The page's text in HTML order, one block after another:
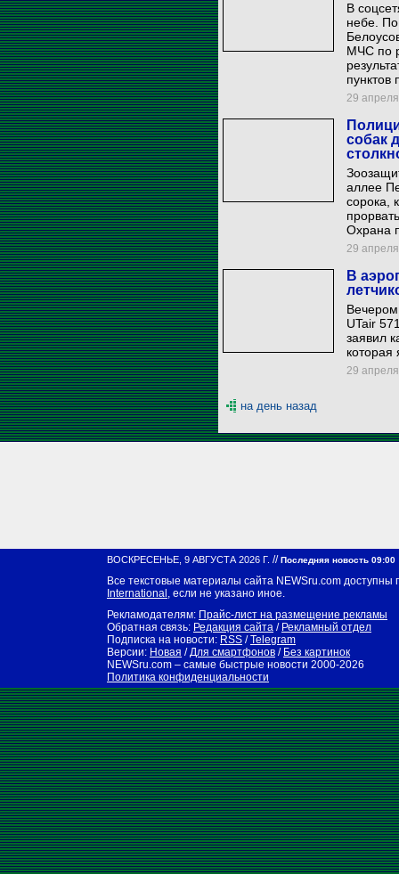
В
небе.
МЧС по
пунктов
29
собак
аллее
сорока,
Охрана
29
В
UTair
заявил
которая
29
на день назад
ВОСКРЕСЕНЬЕ, 9 АВГУСТА 2026 Г. //Последняя новость 09:00
Все текстовые материалы сайта NEWSru.com доступны
International , если не указано иное.
Рекламодателям: Прайс-лист на размещение рекламы
Обратная связь: Редакция сайта / Рекламный отдел
Подписка на новости: RSS /Telegram
Версии: Новая /Для смартфонов / Без картинок
NEWSru.com – самые быстрые новости 2000-2026
Политика конфиденциальности